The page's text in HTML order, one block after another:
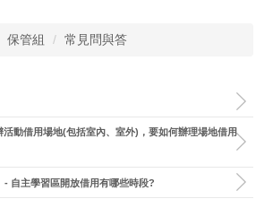
保管組 常見問與答
活動借用場地(包括室內、室外)，要如何辦理場地借用
- 自主學習區開放借用有哪些時段?